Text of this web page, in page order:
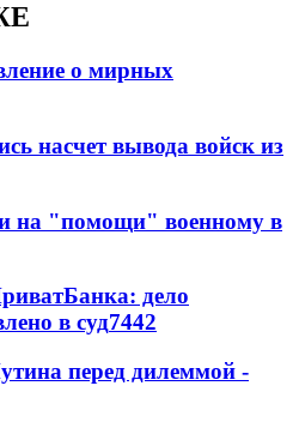
о мирных
насчет вывода войск из
на "помощи" военному в
дело
в суд7442
перед дилеммой -